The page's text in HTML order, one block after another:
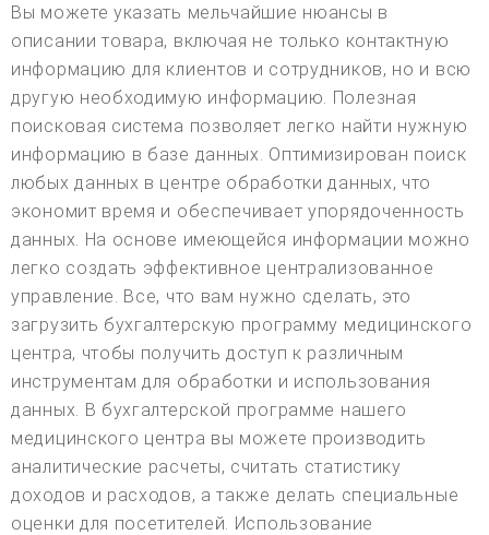
Вы можете указать мельчайшие нюансы в
описании товара, включая не только контактную
информацию для клиентов и сотрудников, но и всю
другую необходимую информацию. Полезная
поисковая система позволяет легко найти нужную
информацию в базе данных. Оптимизирован поиск
любых данных в центре обработки данных, что
экономит время и обеспечивает упорядоченность
данных. На основе имеющейся информации можно
легко создать эффективное централизованное
управление. Все, что вам нужно сделать, это
загрузить бухгалтерскую программу медицинского
центра, чтобы получить доступ к различным
инструментам для обработки и использования
данных. В бухгалтерской программе нашего
медицинского центра вы можете производить
аналитические расчеты, считать статистику
доходов и расходов, а также делать специальные
оценки для посетителей. Использование